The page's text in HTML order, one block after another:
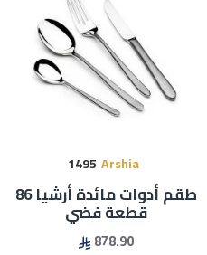
Arshia
1495
طقم أدوات مائدة أرشيا 86
قطعة فضي
878.90